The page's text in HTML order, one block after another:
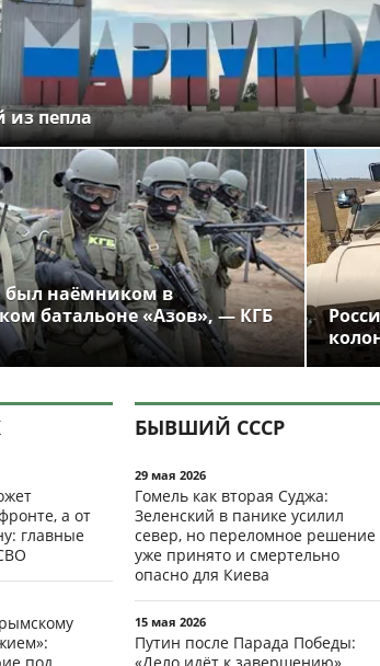
из пепла
был наёмником в
батальоне «Азов», — КГБ
а от
главные
БЫВШИЙ СССР
29 мая 2026
Гомель как вторая Суджа:
Зеленский в панике усилил
север, но переломное решение
уже принято и смертельно
опасно для Киева
15 мая 2026
Путин после Парада Победы: